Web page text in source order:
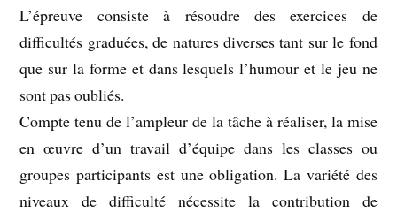
L’épreuve consiste à résoudre des exercices de
difficultés graduées, de natures diverses tant sur le fond
que sur la forme et dans lesquels l’humour et le jeu ne
sont pas oubliés.
Compte tenu de l’ampleur de la tâche à réaliser, la mise
en œuvre d’un travail d’équipe dans les classes ou
groupes participants est une obligation. La variété des
niveaux de difficulté nécessite la contribution de